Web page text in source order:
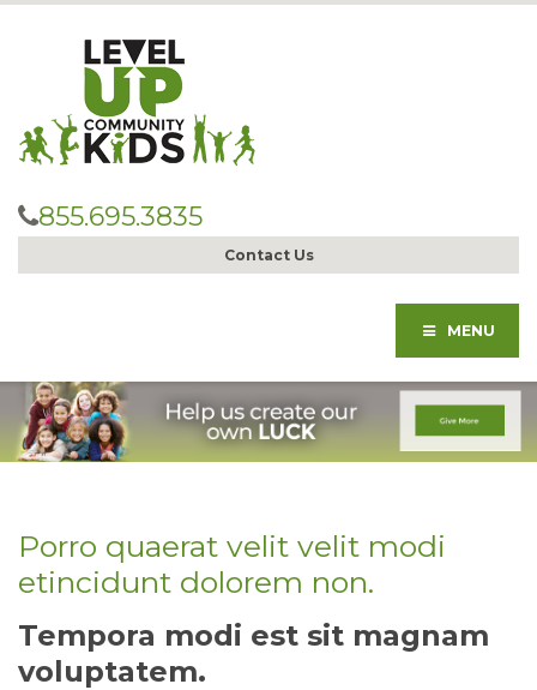
855.695.3835
Contact Us
MENU
Porro quaerat velit velit modi
etincidunt dolorem non.
Tempora modi est sit magnam
voluptatem.